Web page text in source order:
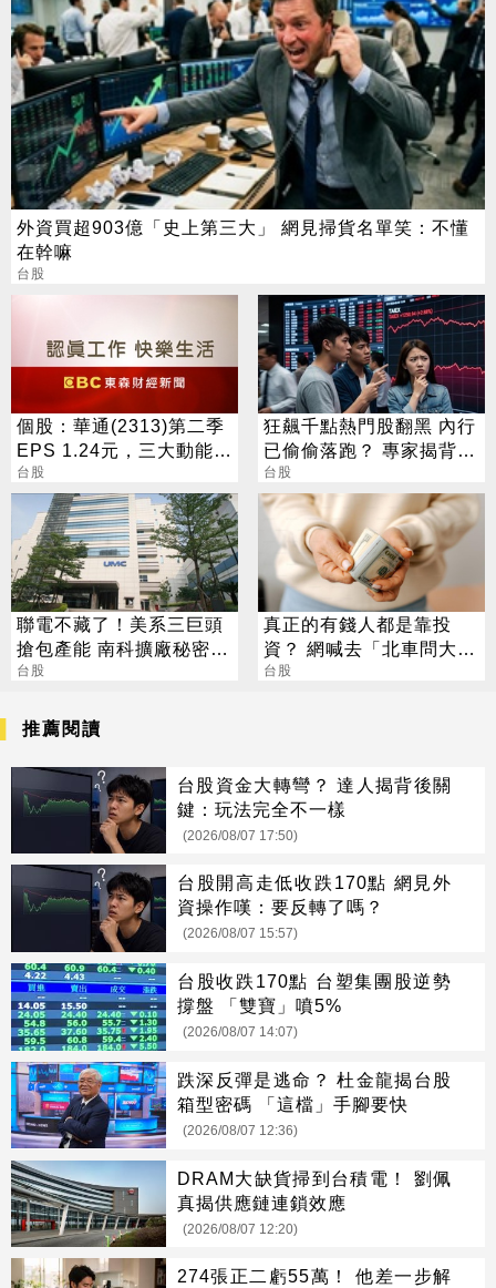
外資買超903億「史上第三大」 網見掃貨名單笑：不懂
在幹嘛
台股
個股：華通(2313)第二季
EPS 1.24元，三大動能加
持，營運展望逐季向上
台股
狂飆千點熱門股翻黑 內行
已偷偷落跑？ 專家揭背後
警訊
台股
聯電不藏了！美系三巨頭
搶包產能 南科擴廠秘密曝
光
台股
真正的有錢人都是靠投
資？ 網喊去「北車問大
師」：保證專業
台股
推薦閱讀
台股資金大轉彎？ 達人揭背後關
鍵：玩法完全不一樣
(2026/08/07 17:50)
台股開高走低收跌170點 網見外
資操作嘆：要反轉了嗎？
(2026/08/07 15:57)
台股收跌170點 台塑集團股逆勢
撐盤 「雙寶」噴5%
(2026/08/07 14:07)
跌深反彈是逃命？ 杜金龍揭台股
箱型密碼 「這檔」手腳要快
(2026/08/07 12:36)
DRAM大缺貨掃到台積電！ 劉佩
真揭供應鏈連鎖效應
(2026/08/07 12:20)
274張正二虧55萬！ 他差一步解